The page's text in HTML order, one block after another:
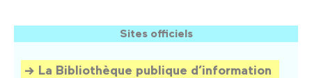
Sites officiels
La Bibliothèque publique d’information